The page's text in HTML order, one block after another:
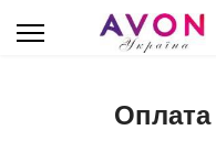
Оплата